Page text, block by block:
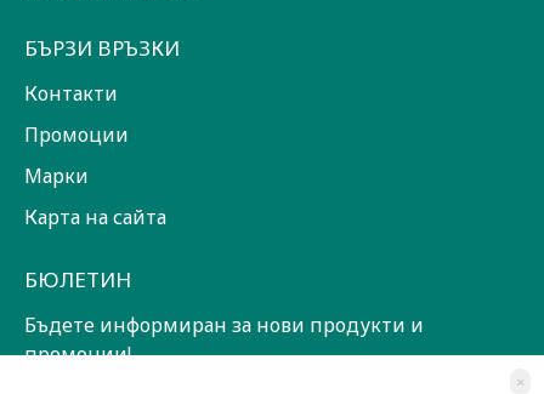
БЪРЗИ ВРЪЗКИ
Контакти
Промоции
Марки
Карта на сайта
БЮЛЕТИН
Бъдете информиран за нови продукти и
промоции!
×